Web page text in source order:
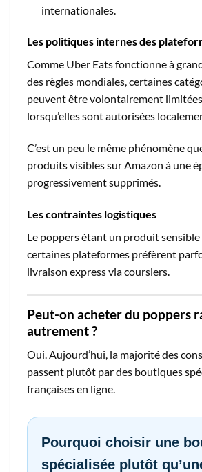
internationales.
Les politiques internes des
Comme Uber Eats fonctionne à
des règles mondiales, certaines
peuvent être volontairement
lorsqu’elles sont autorisées
C’est un peu le même phénomène
produits visibles sur Amazon à une
progressivement supprimés.
Les contraintes logistiques
Le poppers étant un produit
certaines plateformes préfèrent
livraison express via coursiers.
Peut-on acheter du poppers
autrement ?
Oui. Aujourd’hui, la majorité des
passent plutôt par des boutiques
françaises en ligne.
Pourquoi choisir une
spécialisée plutôt